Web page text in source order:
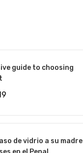
guide to choosing
de vidrio a su madre